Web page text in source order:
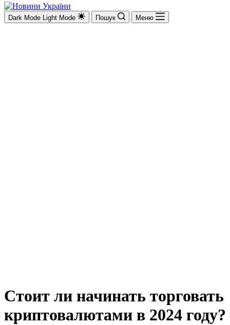
Dark Mode Light Mode Пошук Меню
Стоит ли начинать торговать
криптовалютами в 2024 году?